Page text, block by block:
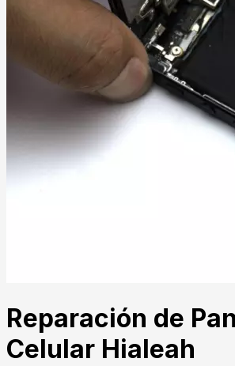
Reparación de
Celular Hialeah